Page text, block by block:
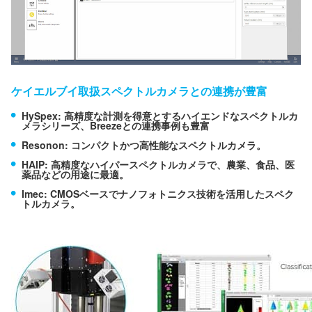
ケイエルブイ取扱スペクトルカメラとの連携が豊富
HySpex: 高精度な計測を得意とするハイエンドなスペクトルカ
メラシリーズ、Breezeとの連携事例も豊富
Resonon: コンパクトかつ高性能なスペクトルカメラ。
HAIP: 高精度なハイパースペクトルカメラで、農業、食品、医
薬品などの用途に最適。
Imec: CMOSベースでナノフォトニクス技術を活用したスペク
トルカメラ。